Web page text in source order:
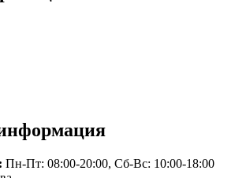
Пн-Пт: 08:00-20:00, Сб-Вс: 10:00-18:00